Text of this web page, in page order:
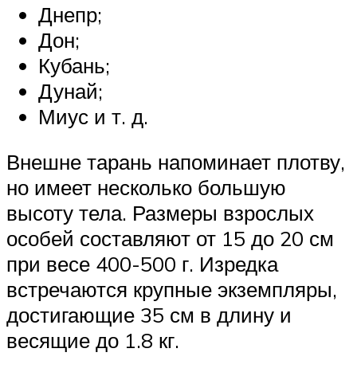
Днепр;
Дон;
Кубань;
Дунай;
Миус и т. д.
Внешне тарань напоминает плотву,
но имеет несколько большую
высоту тела. Размеры взрослых
особей составляют от 15 до 20 см
при весе 400-500 г. Изредка
встречаются крупные экземпляры,
достигающие 35 см в длину и
весящие до 1.8 кг.